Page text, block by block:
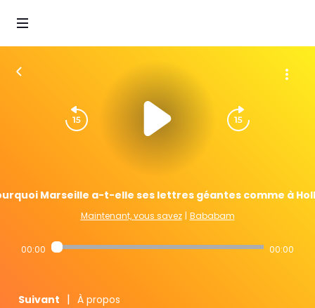
Marseille a-t-elle ses lettres géantes comme à
Maintenant, vous savez | Bababam
00:00 00:00
Suivant | À propos